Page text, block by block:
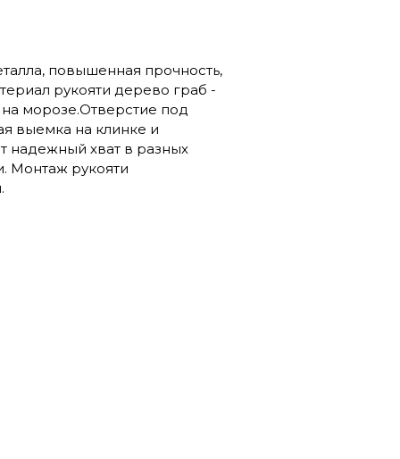
повышенная прочность,
рукояти дерево граб -
морозе.Отверстие под
выемка на клинке и
надежный хват в разных
Монтаж рукояти